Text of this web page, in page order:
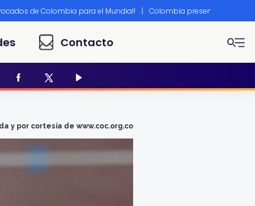
de Colombia para el Mundial! | Colombia presente en
Contacto
y por cortesía de www.coc.org.co